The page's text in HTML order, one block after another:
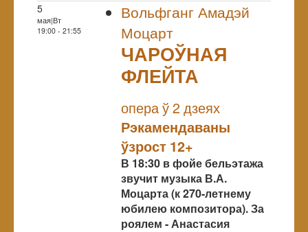
5
мая|Вт
19:00 - 21:55
Вольфганг Амадэй
Моцарт
ЧАРОЎНАЯ
ФЛЕЙТА
опера ў 2 дзеях
Рэкамендаваны
ўзрост 12+
В 18:30 в фойе бельэтажа
звучит музыка В.А.
Моцарта (к 270-летнему
юбилею композитора). За
роялем - Анастасия